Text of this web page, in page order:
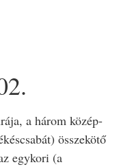
a három közép-
összekötő
egykori (a